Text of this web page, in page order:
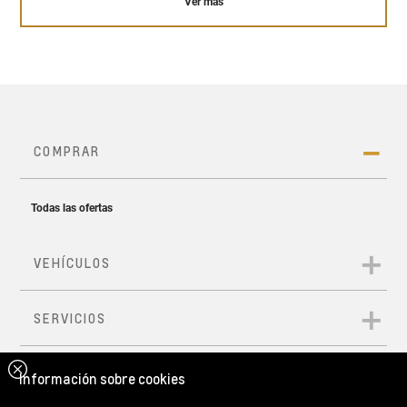
255 Nm de torque*
*Versión RS CVT Turbo
Información sobre cookies